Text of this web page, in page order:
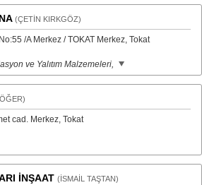
(ÇETİN KIRKGÖZ)
/A Merkez / TOKAT Merkez, Tokat
ve Yalıtım Malzemeleri,
cad. Merkez, Tokat
İNŞAAT (İSMAİL TAŞTAN)